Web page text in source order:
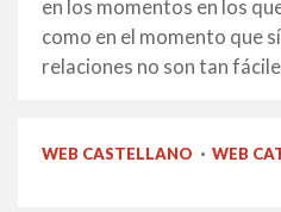
en los momentos en los
como en el momento que
relaciones no son tan
WEB CASTELLANO · WEB